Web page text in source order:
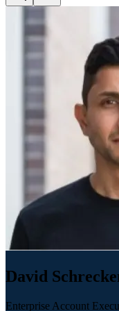
David
Enterprise Account